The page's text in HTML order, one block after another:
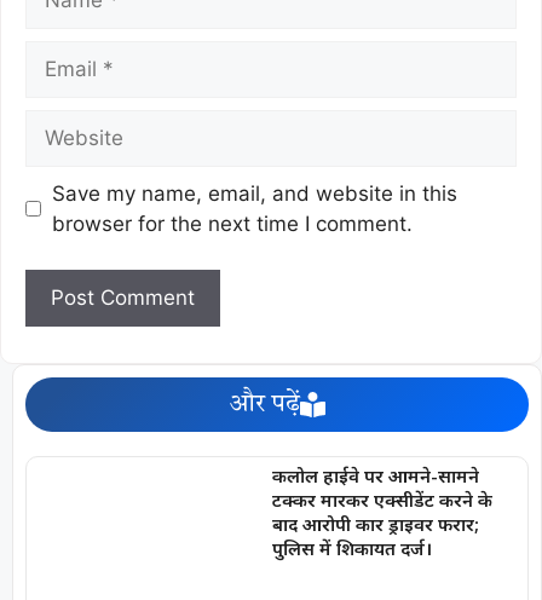
Save my name, email, and website in this
browser for the next time I comment.
और पढ़ें
कलोल हाईवे पर आमने-सामने
टक्कर मारकर एक्सीडेंट करने के
बाद आरोपी कार ड्राइवर फरार;
पुलिस में शिकायत दर्ज।